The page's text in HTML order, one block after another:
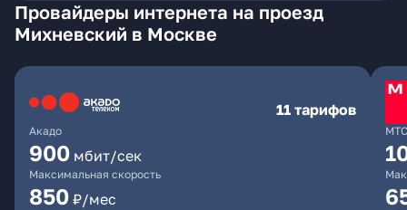
Провайдеры интернета на проезд
Михневский в Москве
Акадо
11 тарифов
900 мбит/сек
Максимальная скорость
850 ₽/мес
МТС